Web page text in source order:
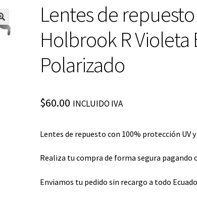
Lentes de
Holbrook R Violeta
Polarizado
$60.00 INCLUIDO IVA
Lentes de repuesto con 100% protección UV
Realiza tu compra de forma segura
Enviamos tu pedido sin recargo a todo